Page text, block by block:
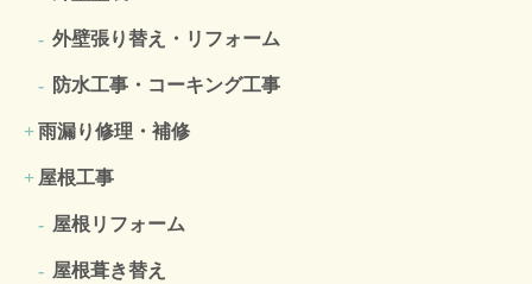
外壁張り替え・リフォーム
防水工事・コーキング工事
雨漏り修理・補修
屋根工事
屋根リフォーム
屋根葺き替え